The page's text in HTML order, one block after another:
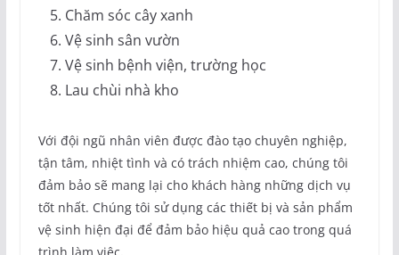
Chăm sóc cây xanh
Vệ sinh sân vườn
Vệ sinh bệnh viện, trường học
Lau chùi nhà kho
Với đội ngũ nhân viên được đào tạo chuyên nghiệp,
tận tâm, nhiệt tình và có trách nhiệm cao, chúng tôi
đảm bảo sẽ mang lại cho khách hàng những dịch vụ
tốt nhất. Chúng tôi sử dụng các thiết bị và sản phẩm
vệ sinh hiện đại để đảm bảo hiệu quả cao trong quá